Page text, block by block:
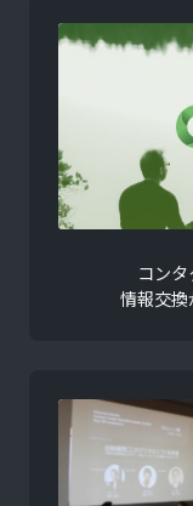
コン
情報交換